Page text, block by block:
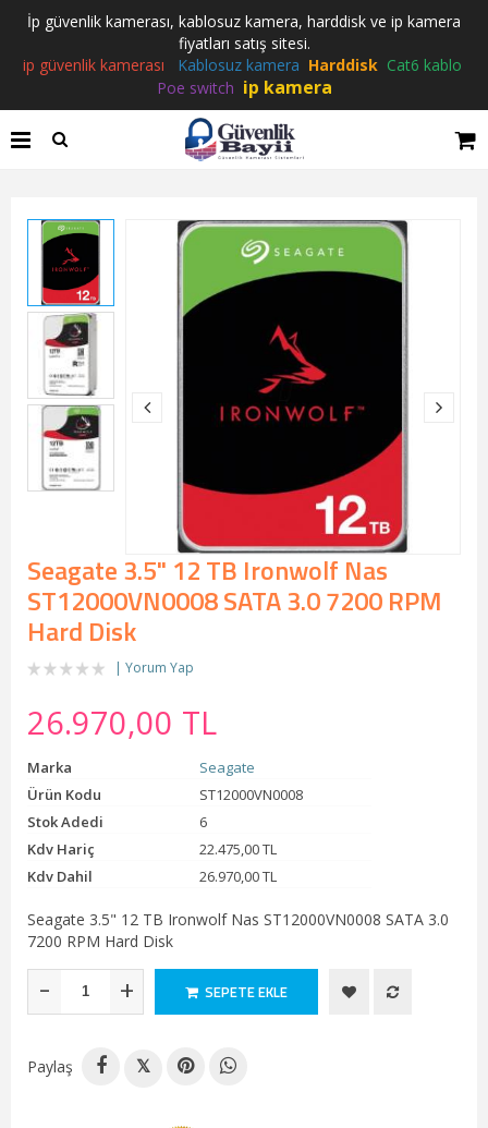
İp güvenlik kamerası, kablosuz kamera, harddisk ve ip kamera
fiyatları satış sitesi.
ip güvenlik kamerası
Kablosuz kamera Harddisk Cat6 kablo
Poe switch ip kamera
Seagate 3.5" 12 TB Ironwolf Nas
ST12000VN0008 SATA 3.0 7200 RPM
Hard Disk
Yorum Yap
26.970,00 TL
Marka
Seagate
Ürün Kodu
ST12000VN0008
Stok Adedi
6
Kdv Hariç
22.475,00 TL
Kdv Dahil
26.970,00 TL
Seagate 3.5" 12 TB Ironwolf Nas ST12000VN0008 SATA 3.0
7200 RPM Hard Disk
- + SEPETE EKLE
Paylaş 𝕏